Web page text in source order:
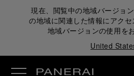
現在、閲覧中の地域バージョン
の地域に関連した情報にアク
地域バージョンの使用を
United